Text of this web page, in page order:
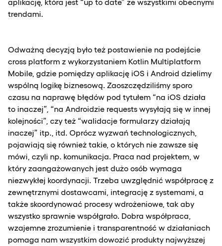
trendami.
Odważną decyzją było też postawienie na podejście
cross platform z wykorzystaniem Kotlin Multiplatform
Mobile, gdzie pomiędzy aplikację iOS i Android dzielimy
wspólną logikę biznesową. Zaoszczędziliśmy sporo
czasu na naprawę błędów pod tytułem “na iOS działa
to inaczej”, “na Androidzie requests wysyłają się w innej
kolejności”, czy też “walidacje formularzy działają
inaczej” itp., itd. Oprócz wyzwań technologicznych,
pojawiają się również takie, o których nie zawsze się
mówi, czyli np. komunikacja. Praca nad projektem, w
który zaangażowanych jest dużo osób wymaga
niezwykłej koordynacji. Trzeba uwzględnić współpracę z
zewnętrznymi dostawcami, integrację z systemami, a
także skoordynować procesy wdrożeniowe, tak aby
wszystko sprawnie współgrało. Dobra współpraca,
wzajemne zrozumienie i transparentność w działaniach
pomaga nam wszystkim dowozić produkty najwyższej